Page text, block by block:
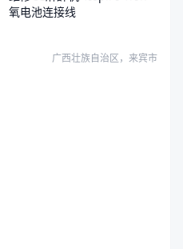
氧电池连接线
广西壮族自治区，来宾市